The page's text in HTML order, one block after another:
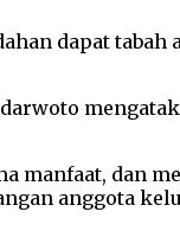
dapat
manfaat, dan
anggota